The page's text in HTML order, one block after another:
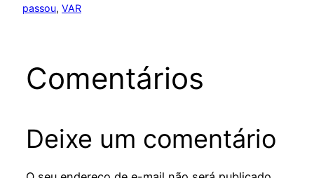
passou, VAR
Comentários
Deixe um comentário